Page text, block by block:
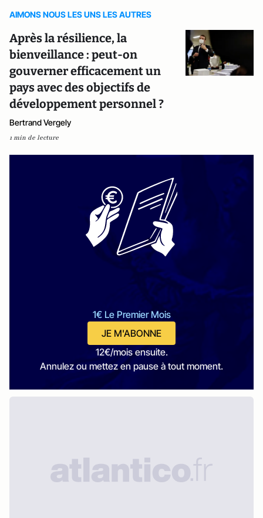
AIMONS NOUS LES UNS LES AUTRES
Après la résilience, la
bienveillance : peut-on
gouverner efficacement un
pays avec des objectifs de
développement personnel ?
Bertrand Vergely
1 min de lecture
1€ Le Premier Mois
JE M'ABONNE
12€/mois ensuite.
Annulez ou mettez en pause à tout moment.